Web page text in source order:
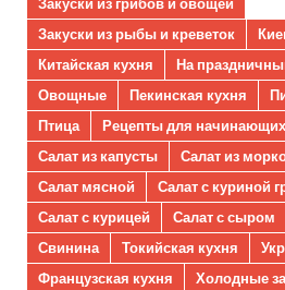
Закуски из рыбы и креветок
Китайская кухня
На
Овощные
Пекинская кухня
Птица
Рецепты для начинающих
Салат из капусты
Салат из
Салат мясной
Салат с куриной
Салат с курицей
Салат с сыром
Свинина
Токийская кухня
Французская кухня
Холодные